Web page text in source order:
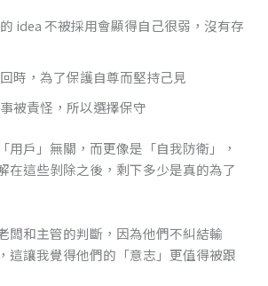
idea 不被採用會顯得自己很弱，沒有存
時，為了保護自尊而堅持己見
被責怪，所以選擇保守
用戶」無關，而更像是「自我防衛」，
在這些剝除之後，剩下多少是真的為了
闆和主管的判斷，因為他們不糾結輸
這讓我覺得他們的「意志」更值得被跟